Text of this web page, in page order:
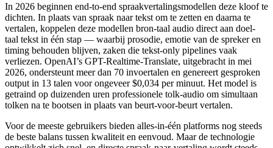
In 2026 beginnen end-to-end spraakvertalingsmodellen deze kloof te
dichten. In plaats van spraak naar tekst om te zetten en daarna te
vertalen, koppelen deze modellen bron-taal audio direct aan doel-
taal tekst in één stap — waarbij prosodie, emotie van de spreker en
timing behouden blijven, zaken die tekst-only pipelines vaak
verliezen. OpenAI’s GPT-Realtime-Translate, uitgebracht in mei
2026, ondersteunt meer dan 70 invoertalen en genereert gesproken
output in 13 talen voor ongeveer $0,034 per minuut. Het model is
getraind op duizenden uren professionele tolk-audio om simultaan
tolken na te bootsen in plaats van beurt-voor-beurt vertalen.
Voor de meeste gebruikers bieden alles-in-één platforms nog steeds
de beste balans tussen kwaliteit en eenvoud. Maar de technologie